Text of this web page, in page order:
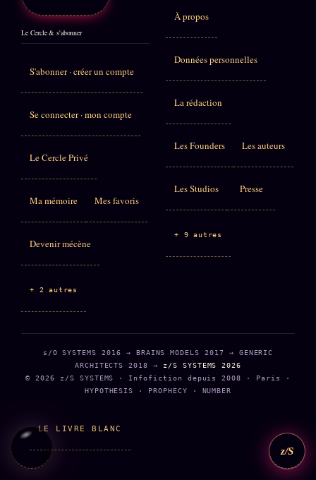
z/S
Le Cercle & s'abonner
S'abonner · créer un compte
Se connecter · mon compte
Le Cercle Privé
Ma mémoire Mes favoris
Devenir mécène
+ 2 autres
À propos
Données personnelles
La rédaction
Les Founders Les auteurs
Les Studios Presse
+ 9 autres
s/O SYSTEMS 2016 → BRAINS MODELS 2017 → GENERIC
ARCHITECTS 2018 → z/S SYSTEMS 2026
© 2026 z/S SYSTEMS · Infofiction depuis 2008 · Paris ·
HYPOTHESIS · PROPHECY · NUMBER
LE LIVRE BLANC